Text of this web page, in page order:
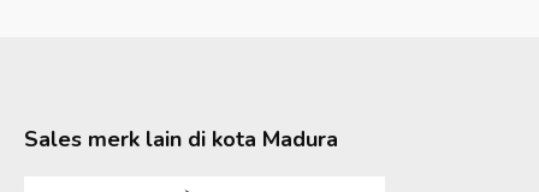
Sales merk lain di kota Madura